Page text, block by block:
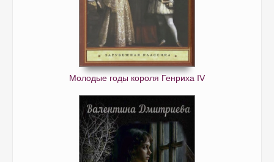
Молодые годы короля Генриха IV